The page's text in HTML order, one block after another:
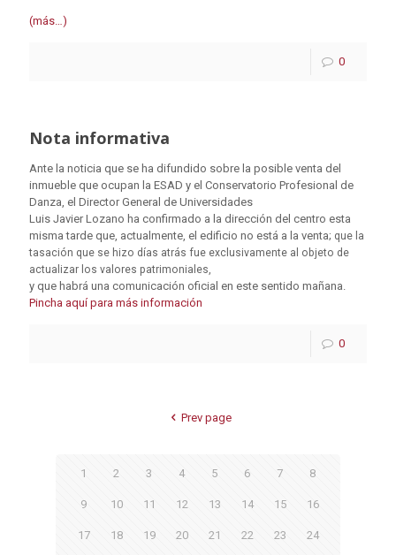
(más…)
0
Nota informativa
Ante la noticia que se ha difundido sobre la posible venta del
inmueble que ocupan la ESAD y el Conservatorio Profesional de
Danza, el Director General de Universidades
Luis Javier Lozano ha confirmado a la dirección del centro esta
misma tarde que, actualmente, el edificio no está a la venta; que la
tasación que se hizo días atrás fue exclusivamente al objeto de
actualizar los valores patrimoniales,
y que habrá una comunicación oficial en este sentido mañana.
Pincha aquí para más información
0
Prev page
1 2 3 4 5 6 7 8
9 10 11 12 13 14 15 16
17 18 19 20 21 22 23 24